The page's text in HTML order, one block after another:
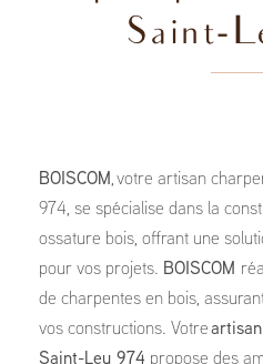
Saint-
BOISCOM, votre artisan
974, se spécialise dans la
ossature bois, offrant une
pour vos projets. BOISCOM
de charpentes en bois,
vos constructions. Votre
Saint-Leu 974 propose des